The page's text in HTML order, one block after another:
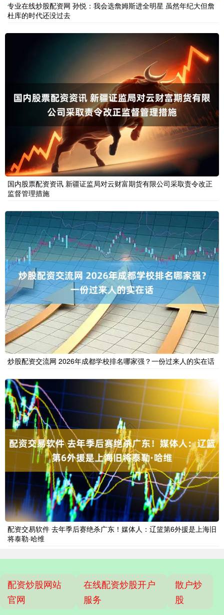
专业在线炒股配资网 孙悦：我会选詹姆斯进全明星 虽然年纪大但詹
杜库的时代还没过去
国内股票配资资讯 新疆证监局对云财富期货有限公司采取责令改正
监督管理措施
炒股配资交流网 2026年成都学校排名哪家强？一份过来人的实在话
配资交易软件 去年季后赛绝杀广东！媒体人：辽篮第6外援是上海旧
将泰勒·哈维
配资炒股网站
官网
在线配资炒股开户
服务
散户炒
股